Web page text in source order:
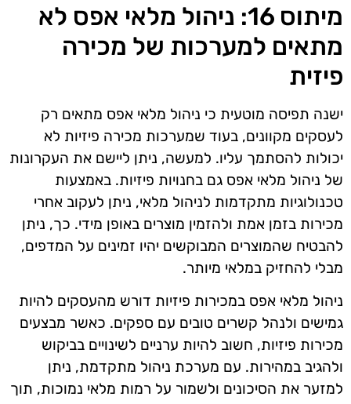
מיתוס 16: ניהול מלאי אפס לא
מתאים למערכות של מכירה
פיזית
ישנה תפיסה מוטעית כי ניהול מלאי אפס מתאים רק
לעסקים מקוונים, בעוד שמערכות מכירה פיזיות לא
יכולות להסתמך עליו. למעשה, ניתן ליישם את העקרונות
של ניהול מלאי אפס גם בחנויות פיזיות. באמצעות
טכנולוגיות מתקדמות לניהול מלאי, ניתן לעקוב אחרי
מכירות בזמן אמת ולהזמין מוצרים באופן מידי. כך, ניתן
להבטיח שהמוצרים המבוקשים יהיו זמינים על המדפים,
מבלי להחזיק במלאי מיותר.
ניהול מלאי אפס במכירות פיזיות דורש מהעסקים להיות
גמישים ולנהל קשרים טובים עם ספקים. כאשר מבצעים
מכירות פיזיות, חשוב להיות ערניים לשינויים בביקוש
ולהגיב במהירות. עם מערכת ניהול מתקדמת, ניתן
למזער את הסיכונים ולשמור על רמות מלאי נמוכות, תוך